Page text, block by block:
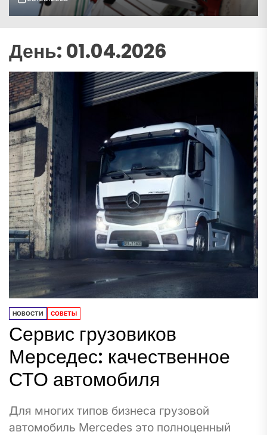
День: 01.04.2026
НОВОСТИ СОВЕТЫ
Сервис грузовиков
Мерседес: качественное
СТО автомобиля
Для многих типов бизнеса грузовой
автомобиль Mercedes это полноценный